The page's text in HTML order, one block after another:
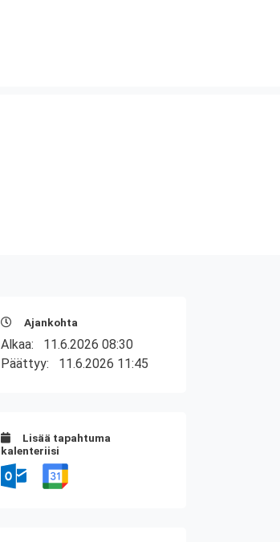
Ajankohta
Alkaa: 11.6.2026 08:30
Päättyy: 11.6.2026 11:45
Lisää tapahtuma
kalenteriisi